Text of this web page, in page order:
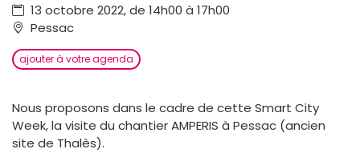
13 octobre 2022, de 14h00 à 17h00
Pessac
ajouter à votre agenda
Nous proposons dans le cadre de cette Smart City
Week, la visite du chantier AMPERIS à Pessac (ancien
site de Thalès).